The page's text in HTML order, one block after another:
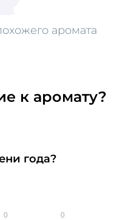
аромата
к аромату?
года?